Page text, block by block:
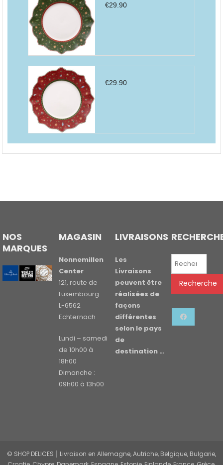
€29.90
€29.90
NOS
MARQUES
MAGASIN
Nonnemillen
Center
121, route de
Luxembourg
L-6562
Echternach
Lundi – samedi
de 10h00 à
18h00
Dimanche :
09h00 à 13h00
LIVRAISONS
Les
Livraisons
peuvent être
réalisées de
façons
différentes
selon le pays
de
destination …
Recherche
© SHOP DELICES ⎮ Livraison en Allemagne, Autriche, Belgique, Bulgarie,